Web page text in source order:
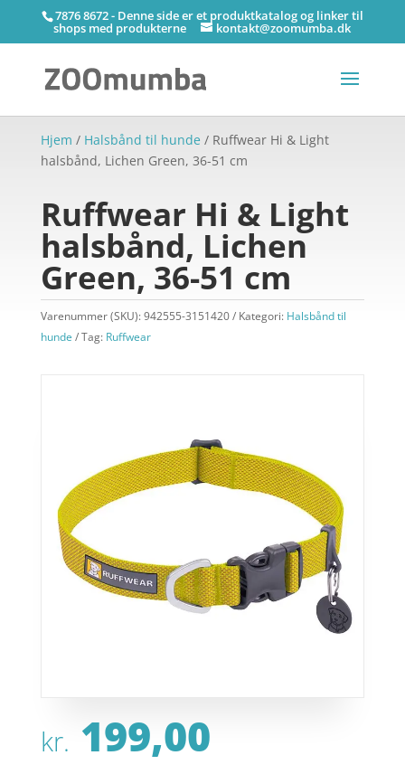
7876 8672 - Denne side er et produktkatalog og linker til
shops med produkterne kontakt@zoomumba.dk
Hjem / Halsbånd til hunde / Ruffwear Hi & Light
halsbånd, Lichen Green, 36-51 cm
Ruffwear Hi & Light
halsbånd, Lichen
Green, 36-51 cm
Varenummer (SKU):942555-3151420 Kategori: Halsbånd til
hunde
Tag: Ruffwear
kr. 199,00